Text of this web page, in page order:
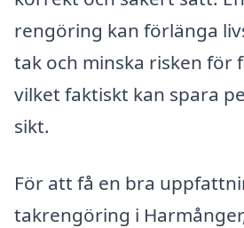
rengöring kan förlänga
tak och minska risken för
vilket faktiskt kan spara
sikt.
För att få en bra
takrengöring i